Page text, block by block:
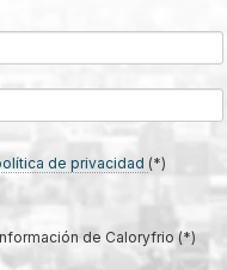
de privacidad (*)
de Caloryfrio (*)